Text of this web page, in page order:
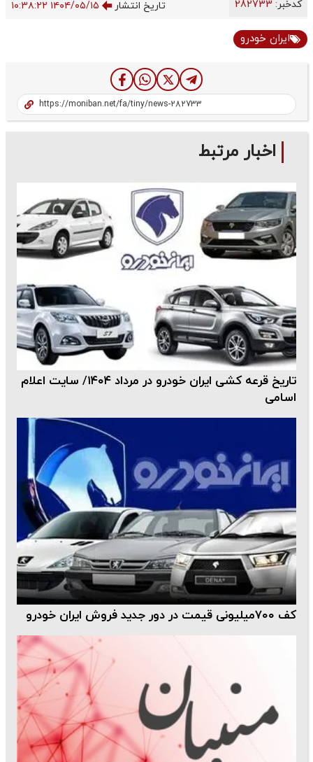
کدخبر: تاریخ انتشار ۱۴۰۴/۰۵/۱۵ ۱۰:۳۸:۲۲
ایران خودرو
اخبار مرتبط
تاریخ قرعه کشی ایران خودرو در مرداد ۱۴۰۴/ سایت اعلام
اسامی
کف ۷۰۰‌میلیونی قیمت در دور جدید فروش ایران خودرو